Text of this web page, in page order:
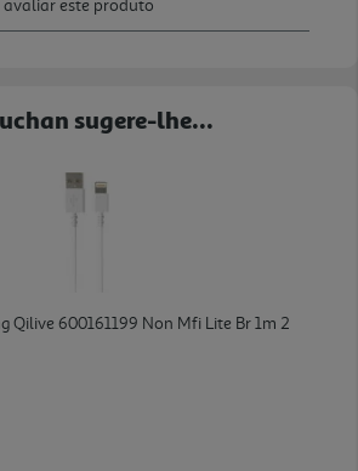
sugere-lhe...
Qilive 600161199 Non Mfi Lite Br 1m 2